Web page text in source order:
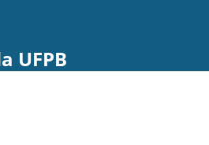
UFPB